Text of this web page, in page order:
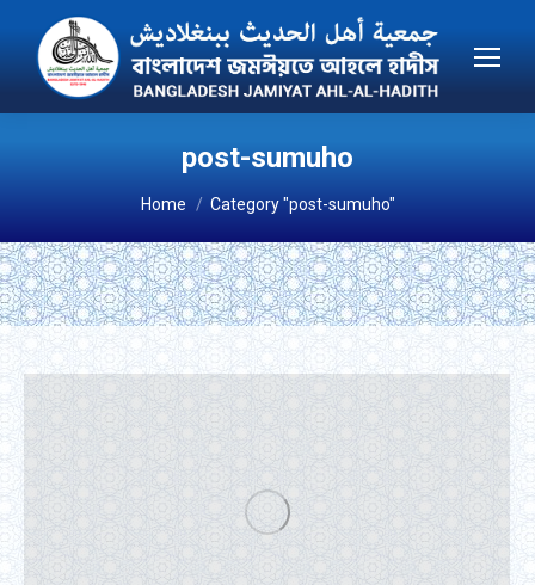
post-sumuho
You are here:
Home Category "post-sumuho"